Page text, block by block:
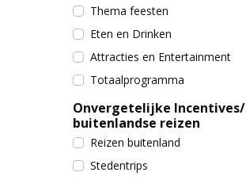
Thema feesten
Eten en Drinken
Attracties en Entertainment
Totaalprogramma
Onvergetelijke Incentives/
buitenlandse reizen
Reizen buitenland
Stedentrips